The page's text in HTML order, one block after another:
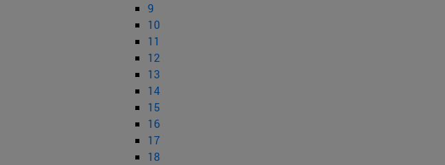
9
10
11
12
13
14
15
16
17
18